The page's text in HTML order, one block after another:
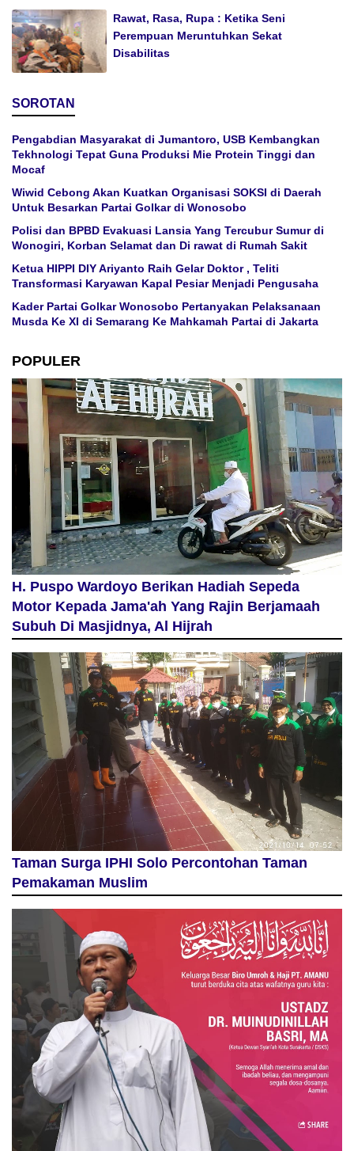
Rawat, Rasa, Rupa : Ketika Seni
Perempuan Meruntuhkan Sekat
Disabilitas
SOROTAN
Pengabdian Masyarakat di Jumantoro, USB Kembangkan
Tekhnologi Tepat Guna Produksi Mie Protein Tinggi dan
Mocaf
Wiwid Cebong Akan Kuatkan Organisasi SOKSI di Daerah
Untuk Besarkan Partai Golkar di Wonosobo
Polisi dan BPBD Evakuasi Lansia Yang Tercubur Sumur di
Wonogiri, Korban Selamat dan Di rawat di Rumah Sakit
Ketua HIPPI DIY Ariyanto Raih Gelar Doktor , Teliti
Transformasi Karyawan Kapal Pesiar Menjadi Pengusaha
Kader Partai Golkar Wonosobo Pertanyakan Pelaksanaan
Musda Ke XI di Semarang Ke Mahkamah Partai di Jakarta
POPULER
H. Puspo Wardoyo Berikan Hadiah Sepeda
Motor Kepada Jama'ah Yang Rajin Berjamaah
Subuh Di Masjidnya, Al Hijrah
Taman Surga IPHI Solo Percontohan Taman
Pemakaman Muslim